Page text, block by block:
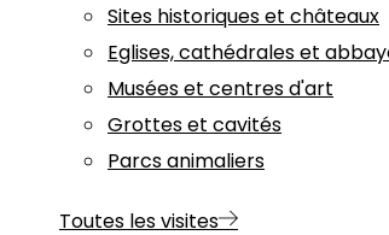
Sites historiques et châteaux
Eglises, cathédrales et
Musées et centres d'art
Grottes et cavités
Parcs animaliers
Toutes les visites